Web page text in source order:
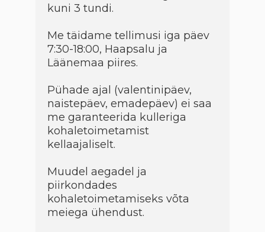
kuni 3 tundi.
Me täidame tellimusi iga päev
7:30-18:00, Haapsalu ja
Läänemaa piires.
Pühade ajal (valentinipäev,
naistepäev, emadepäev) ei saa
me garanteerida kulleriga
kohaletoimetamist
kellaajaliselt.
Muudel aegadel ja
piirkondades
kohaletoimetamiseks võta
meiega ühendust.